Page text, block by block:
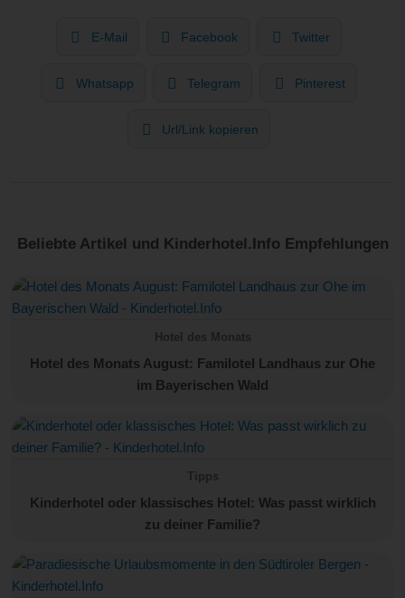
E-Mail Facebook Twitter
Whatsapp Telegram Pinterest
Url/Link kopieren
Beliebte Artikel und Kinderhotel.Info Empfehlungen
Hotel des Monats August: Familotel Landhaus zur Ohe
im Bayerischen Wald
Kinderhotel oder klassisches Hotel: Was passt wirklich
zu deiner Familie?